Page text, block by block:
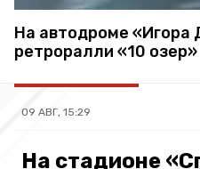
На автодроме «Игора
ретроралли «10 озер»
09 АВГ, 15:29
На стадионе